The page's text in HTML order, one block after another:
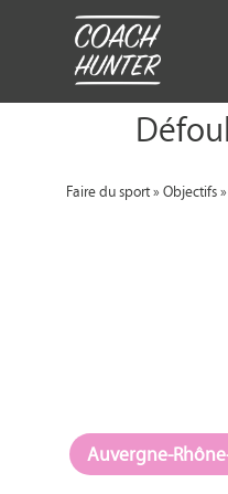
Faire du sport»Objectifs»
Auvergne-